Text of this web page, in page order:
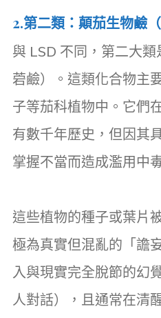
2.第二類：顛茄生物鹼（
與 LSD 不同，第二大類
菪鹼）。這類化合物主
子等茄科植物中。它們
有數千年歷史，但因其
掌握不當而造成濫用中
這些植物的種子或葉片
極為真實但混亂的「譫
入與現實完全脫節的幻
人對話），且通常在清